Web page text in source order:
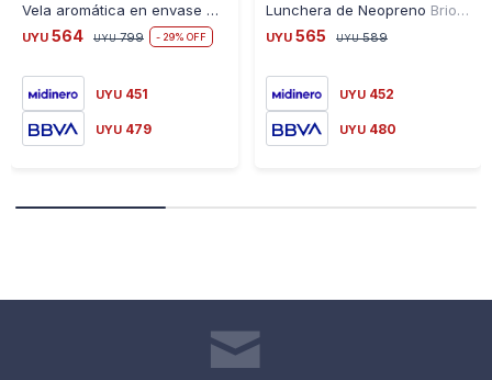
Vela aromática en envase de Coco Natural
UYU 564 UYU 799 29
UYU 451
UYU 479
Lunchera de Neopreno Brio Stitch BR35-STITCH26 con Cierre - STITCH-LOVE
UYU 565 UYU 589
UYU 452
UYU 480